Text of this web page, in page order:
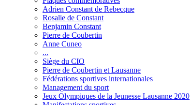
Adrien Constant de Rebecque
Rosalie de Constant
Benjamin Constant
Pierre de Coubertin
Anne Cuneo
...
Siège du CIO
Pierre de Coubertin et Lausanne
Fédérations sportives internationales
Management du sport
Jeux Olympiques de la Jeunesse Lausanne 2020